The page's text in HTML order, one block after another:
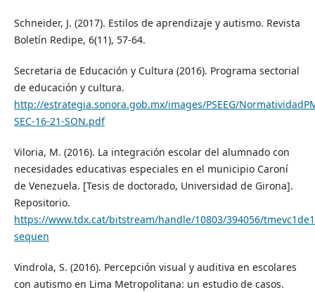
Schneider, J. (2017). Estilos de aprendizaje y autismo. Revista
Boletín Redipe, 6(11), 57-64.
Secretaria de Educación y Cultura (2016). Programa sectorial
de educación y cultura.
http://estrategia.sonora.gob.mx/images/PSEEG/
SEC-16-21-SON.pdf
Viloria, M. (2016). La integración escolar del alumnado con
necesidades educativas especiales en el municipio Caroní
de Venezuela. [Tesis de doctorado, Universidad de Girona].
Repositorio.
https://www.tdx.cat/bitstream/handle/10803/394056/
sequen
Vindrola, S. (2016). Percepción visual y auditiva en escolares
con autismo en Lima Metropolitana: un estudio de casos.